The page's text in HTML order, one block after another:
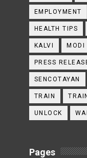
EMPLOYMENT
HEALTH TIPS
KALVI MODI
PRESS
SENCOTAYAN
TRAIN
UNLOCK
Pages